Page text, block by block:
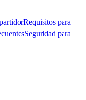
Requisitos para
Seguridad para